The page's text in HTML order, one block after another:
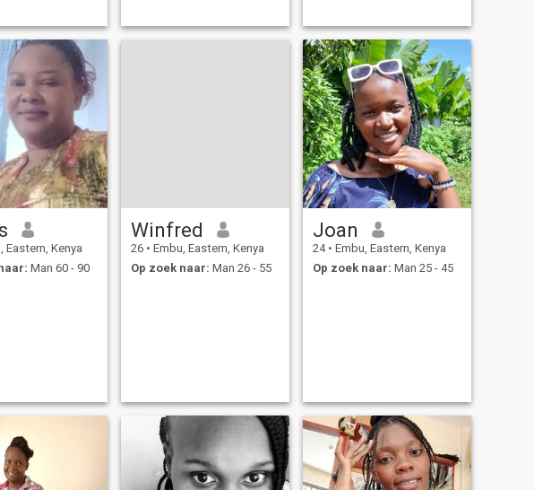
Eastern, Kenya
Man 60 - 90
Winfred
26 • Embu, Eastern, Kenya
Op zoek naar: Man 26 - 55
Joan
24 • Embu, Eastern, Kenya
Op zoek naar: Man 25 - 45